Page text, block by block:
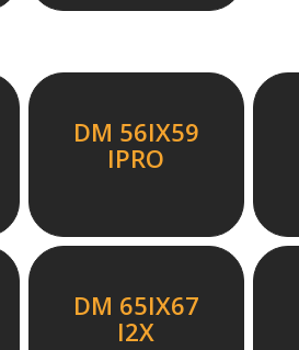
DM 56IX59
IPRO
DM 65IX67
I2X